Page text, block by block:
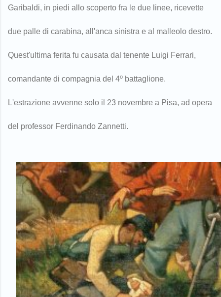
Garibaldi, in piedi allo scoperto fra le due linee, ricevette
due palle di carabina, all'anca sinistra e al malleolo destro.
Quest'ultima ferita fu causata dal tenente Luigi Ferrari,
comandante di compagnia del 4º battaglione.
L'estrazione avvenne solo il 23 novembre a Pisa, ad opera
del professor Ferdinando Zannetti.